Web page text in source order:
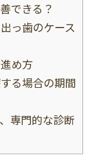
できる？
っ歯のケース
め方
る場合の期間
専門的な診断